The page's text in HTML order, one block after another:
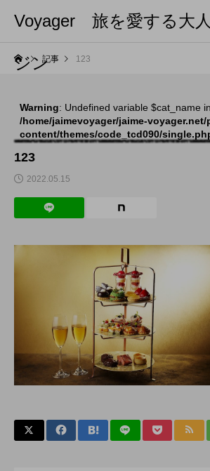
Voyager 旅を愛する大
ジン記事 123
Warning: Undefined variable $cat_name in
/home/jaimevoyager/jaime-
content/themes/code_tcd090/
123
2022.05.15